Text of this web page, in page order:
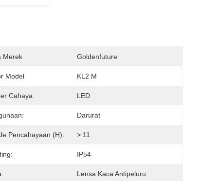
Merek Goldenfuture
Model KL2 M
Cahaya: LED
Darurat
Pencahayaan (h): > 11
IP54
Lensa Kaca Antipeluru